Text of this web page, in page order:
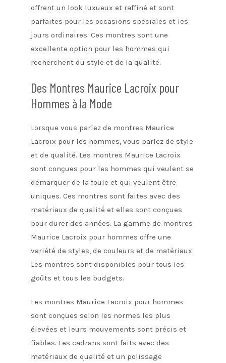
offrent un look luxueux et raffiné et sont
parfaites pour les occasions spéciales et les
jours ordinaires. Ces montres sont une
excellente option pour les hommes qui
recherchent du style et de la qualité.
Des Montres Maurice Lacroix pour
Hommes à la Mode
Lorsque vous parlez de montres Maurice
Lacroix pour les hommes, vous parlez de style
et de qualité. Les montres Maurice Lacroix
sont conçues pour les hommes qui veulent se
démarquer de la foule et qui veulent être
uniques. Ces montres sont faites avec des
matériaux de qualité et elles sont conçues
pour durer des années. La gamme de montres
Maurice Lacroix pour hommes offre une
variété de styles, de couleurs et de matériaux.
Les montres sont disponibles pour tous les
goûts et tous les budgets.
Les montres Maurice Lacroix pour hommes
sont conçues selon les normes les plus
élevées et leurs mouvements sont précis et
fiables. Les cadrans sont faits avec des
matériaux de qualité et un polissage